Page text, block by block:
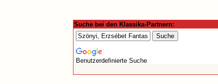
Suche bei den Klassika-Partnern:
Benutzerdefinierte Suche